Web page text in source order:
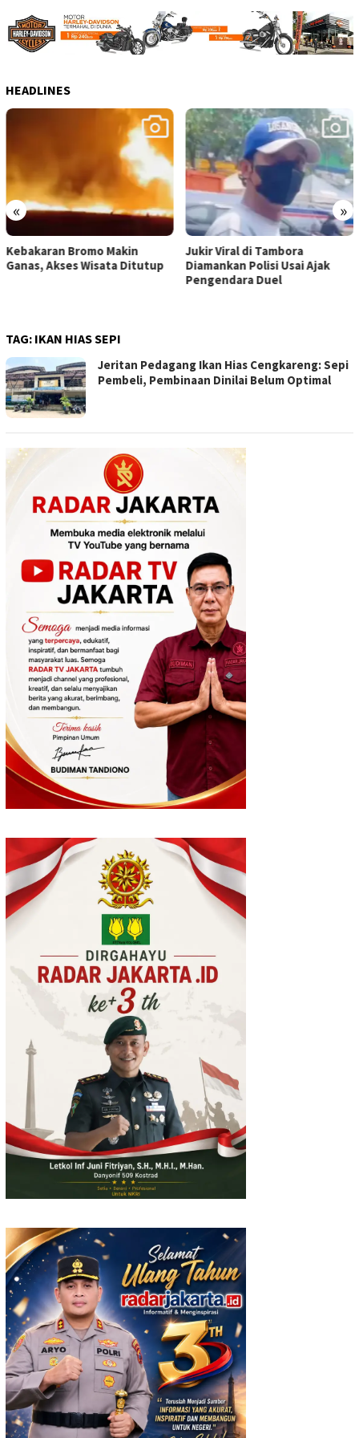
HEADLINES
« »
Jukir Viral di Tambora
Diamankan Polisi Usai Ajak
Karnaval Kemerdekaan,
Sasana Bulan Kampanyekan
Go Greeen
TAG: IKAN HIAS SEPI
Jeritan Pedagang Ikan Hias Cengkareng: Sepi
Pembeli, Pembinaan Dinilai Belum Optimal